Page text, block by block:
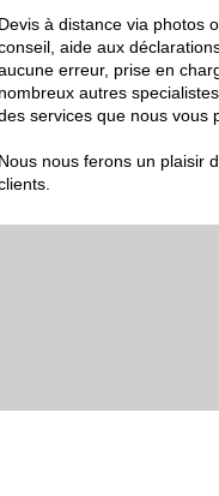
Devis à distance via photos
aide aux
erreur, prise en
nombreux autres
services que nous vous
Nous nous ferons un plaisir